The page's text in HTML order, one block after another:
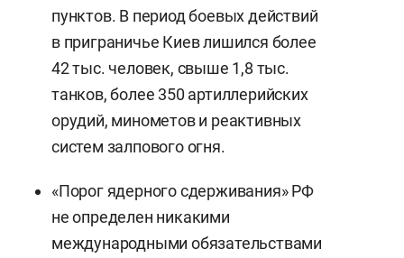
пунктов. В период боевых действий
в приграничье Киев лишился более
42 тыс. человек, свыше 1,8 тыс.
танков, более 350 артиллерийских
орудий, минометов и реактивных
систем залпового огня.
«Порог ядерного сдерживания» РФ
не определен никакими
международными обязательствами